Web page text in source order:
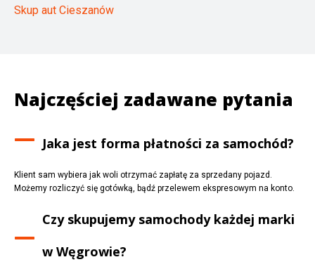
Skup aut Cieszanów
Najczęściej zadawane pytania
Jaka jest forma płatności za samochód?
Klient sam wybiera jak woli otrzymać zapłatę za sprzedany pojazd.
Możemy rozliczyć się gotówką, bądź przelewem ekspresowym na konto.
Czy skupujemy samochody każdej marki
wWęgrowie?